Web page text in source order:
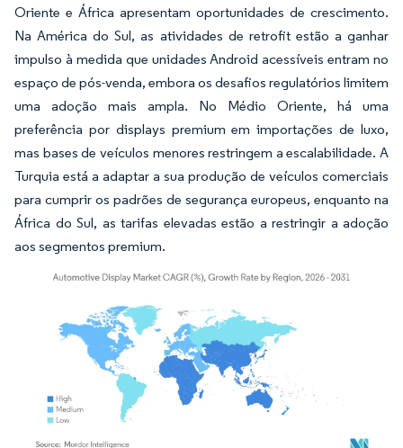
Oriente e África apresentam oportunidades de crescimento.
Na América do Sul, as atividades de retrofit estão a ganhar
impulso à medida que unidades Android acessíveis entram no
espaço de pós-venda, embora os desafios regulatórios limitem
uma adoção mais ampla. No Médio Oriente, há uma
preferência por displays premium em importações de luxo,
mas bases de veículos menores restringem a escalabilidade. A
Turquia está a adaptar a sua produção de veículos comerciais
para cumprir os padrões de segurança europeus, enquanto na
África do Sul, as tarifas elevadas estão a restringir a adoção
aos segmentos premium.